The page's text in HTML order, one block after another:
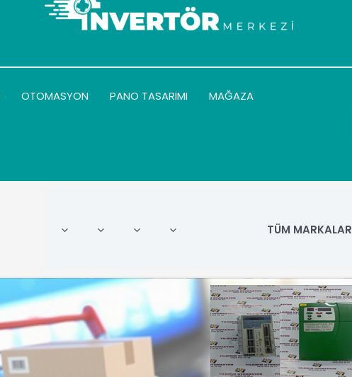
OTOMASYON PANO TASARIMI MAĞAZA
TÜM MARKALAR